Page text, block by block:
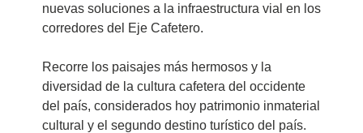
nuevas soluciones a la infraestructura vial en los
corredores del Eje Cafetero.
Recorre los paisajes más hermosos y la
diversidad de la cultura cafetera del occidente
del país, considerados hoy patrimonio inmaterial
cultural y el segundo destino turístico del país.